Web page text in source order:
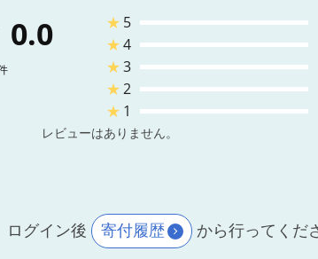
0.0 ★ 5
★4
★3
★2
★ 1
レビューはありません。
ログイン後 寄付履歴 から行ってくだ